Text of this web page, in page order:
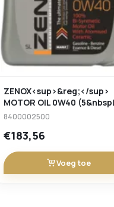
ZENOX<sup>&reg;</sup>
MOTOR OIL 0W40
8400002500
€183,56
Voeg toe